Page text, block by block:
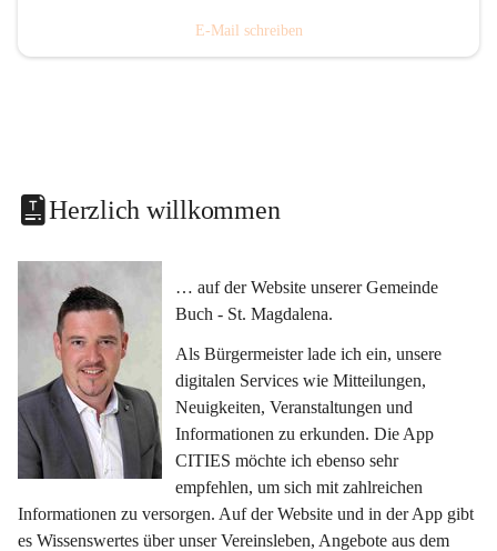
E-Mail schreiben
Herzlich willkommen
… auf der Website unserer Gemeinde
Buch - St. Magdalena.
Als Bürgermeister lade ich ein, unsere
digitalen Services wie Mitteilungen,
Neuigkeiten, Veranstaltungen und
Informationen zu erkunden. Die App
CITIES möchte ich ebenso sehr
empfehlen, um sich mit zahlreichen
Informationen zu versorgen. Auf der Website und in der App gibt
es Wissenswertes über unser Vereinsleben, Angebote aus dem